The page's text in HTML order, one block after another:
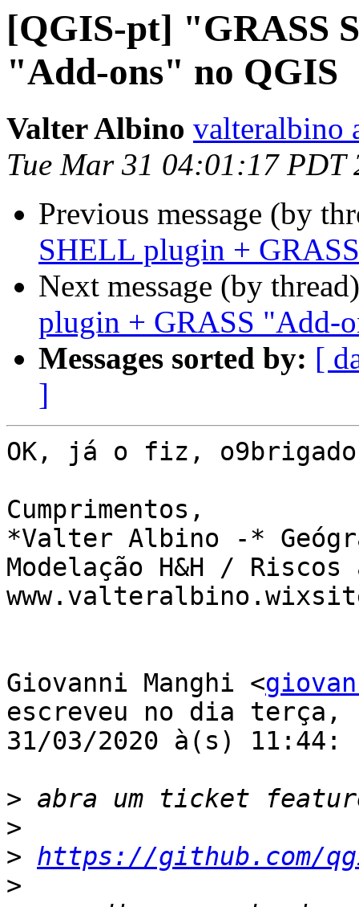
[QGIS-pt] "GRASS
"Add-ons" no QGIS
Valter Albino valteralbino
Tue Mar 31 04:01:17 PDT
Previous message (by
SHELL plugin +
Next message (by
plugin + GRASS "Add-
Messages sorted by: [
]
OK, já o fiz, o9brigado
Cumprimentos,
*Valter Albino -*
Modelação H&H /
Giovanni Manghi <
escreveu no dia terça,
31/03/2020 à(s) 11:44:
>
>
> https://github.com/
>